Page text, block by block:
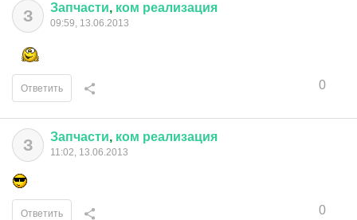
З Запчасти, ком реализация
09:59, 13.06.2013
0
Ответить
З Запчасти, ком реализация
11:02, 13.06.2013
0
Ответить